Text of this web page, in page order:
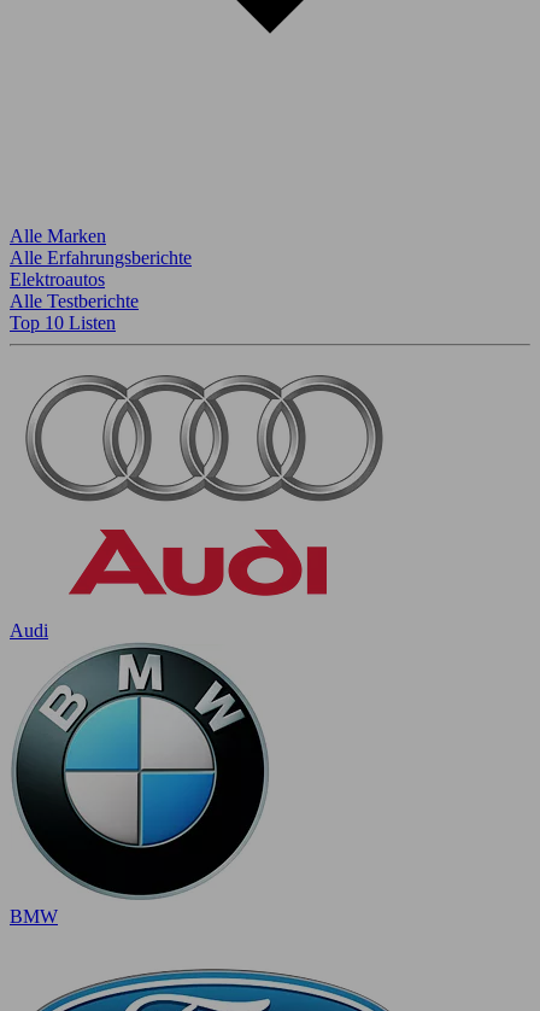
Alle Marken
Alle Erfahrungsberichte
Elektroautos
Alle Testberichte
Top 10 Listen
Audi
BMW